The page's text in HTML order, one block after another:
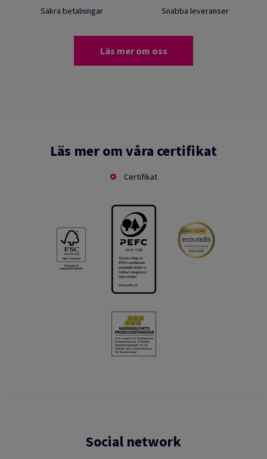
Säkra betalningar Snabba leveranser
Läs mer om oss
Läs mer om våra certifikat
Certifikat
Social network